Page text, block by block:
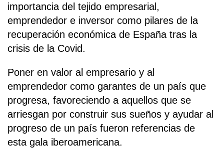
importancia del tejido empresarial,
emprendedor e inversor como pilares de la
recuperación económica de España tras la
crisis de la Covid.
Poner en valor al empresario y al
emprendedor como garantes de un país que
progresa, favoreciendo a aquellos que se
arriesgan por construir sus sueños y ayudar al
progreso de un país fueron referencias de
esta gala iberoamericana.